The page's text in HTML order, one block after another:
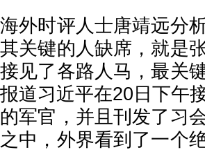
海外时评人士唐靖远分
其关键的人缺席，就是
接见了各路人马，最关
报道习近平在20日下午
的军官，并且刊发了习
之中，外界看到了一个